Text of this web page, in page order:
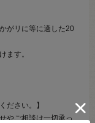
がリに等に適した20
ます。
ださい。】
やご相談は一切承っ